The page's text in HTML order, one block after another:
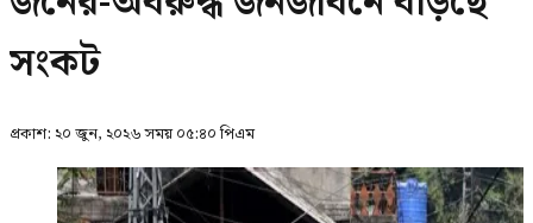
সংকট
প্রকাশ: ২০ জুন, ২০২৬ সময় ০৫:৪০ পিএম